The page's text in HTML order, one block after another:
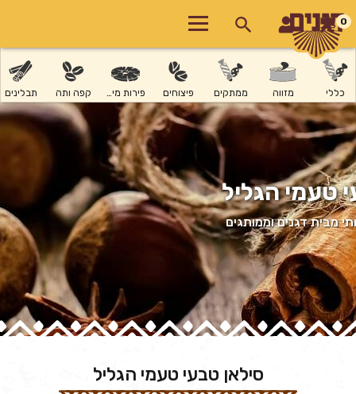
0
כללי מזווה ממתקים פיצוחים פירות מיובשים קפה ותה תבלינים
טעמי הגליל
מבית דגנים וממותגים
סילאן טבעי טעמי הגליל